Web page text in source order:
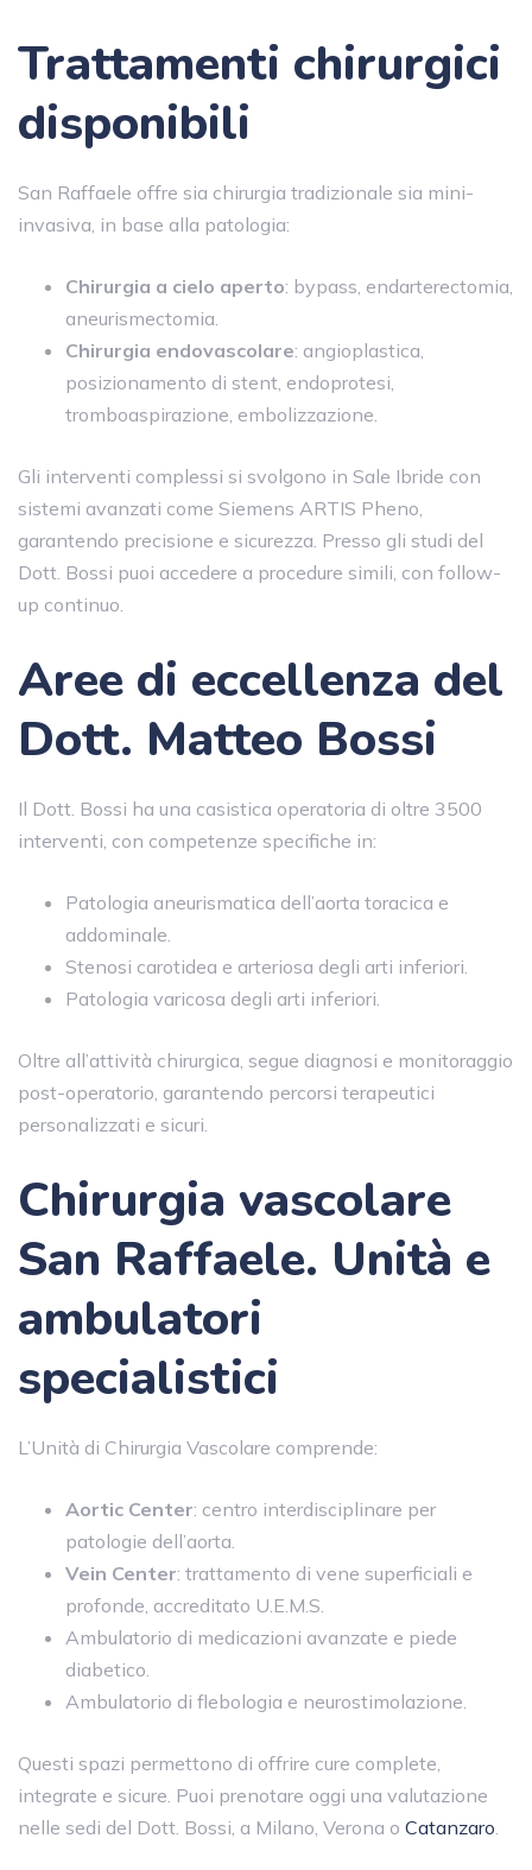
Trattamenti chirurgici
disponibili
San Raffaele offre sia chirurgia tradizionale sia mini-
invasiva, in base alla patologia:
Chirurgia a cielo aperto: bypass, endarterectomia,
aneurismectomia.
Chirurgia endovascolare: angioplastica,
posizionamento di stent, endoprotesi,
tromboaspirazione, embolizzazione.
Gli interventi complessi si svolgono in Sale Ibride con
sistemi avanzati come Siemens ARTIS Pheno,
garantendo precisione e sicurezza. Presso gli studi del
Dott. Bossi puoi accedere a procedure simili, con follow-
up continuo.
Aree di eccellenza del
Dott. Matteo Bossi
Il Dott. Bossi ha una casistica operatoria di oltre 3500
interventi, con competenze specifiche in:
Patologia aneurismatica dell’aorta toracica e
addominale.
Stenosi carotidea e arteriosa degli arti inferiori.
Patologia varicosa degli arti inferiori.
Oltre all’attività chirurgica, segue diagnosi e monitoraggio
post-operatorio, garantendo percorsi terapeutici
personalizzati e sicuri.
Chirurgia vascolare
San Raffaele. Unità e
ambulatori
specialistici
L’Unità di Chirurgia Vascolare comprende:
Aortic Center: centro interdisciplinare per
patologie dell’aorta.
Vein Center: trattamento di vene superficiali e
profonde, accreditato U.E.M.S.
Ambulatorio di medicazioni avanzate e piede
diabetico.
Ambulatorio di flebologia e neurostimolazione.
Questi spazi permettono di offrire cure complete,
integrate e sicure. Puoi prenotare oggi una valutazione
nelle sedi del Dott. Bossi, a Milano, Verona o Catanzaro.